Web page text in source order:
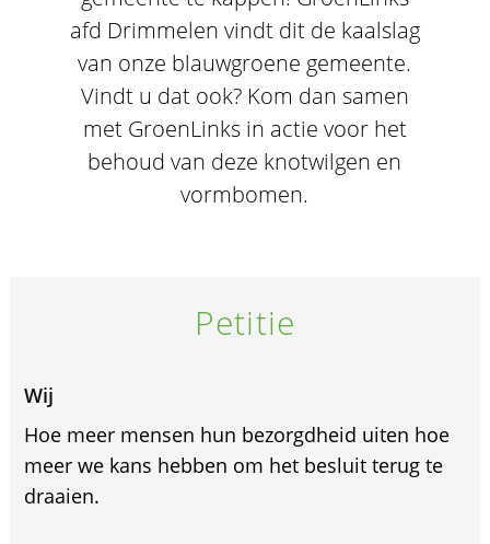
afd Drimmelen vindt dit de kaalslag
van onze blauwgroene gemeente.
Vindt u dat ook? Kom dan samen
met GroenLinks in actie voor het
behoud van deze knotwilgen en
vormbomen.
Petitie
Wij
Hoe meer mensen hun bezorgdheid uiten hoe
meer we kans hebben om het besluit terug te
draaien.